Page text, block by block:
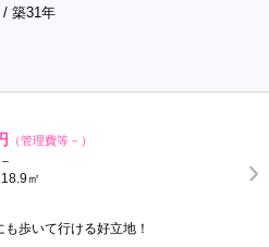
/ 築31年
（管理費等－）
㎡
歩いて行ける好立地！